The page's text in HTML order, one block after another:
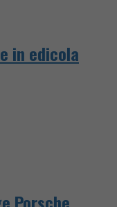
in edicola
Porsche